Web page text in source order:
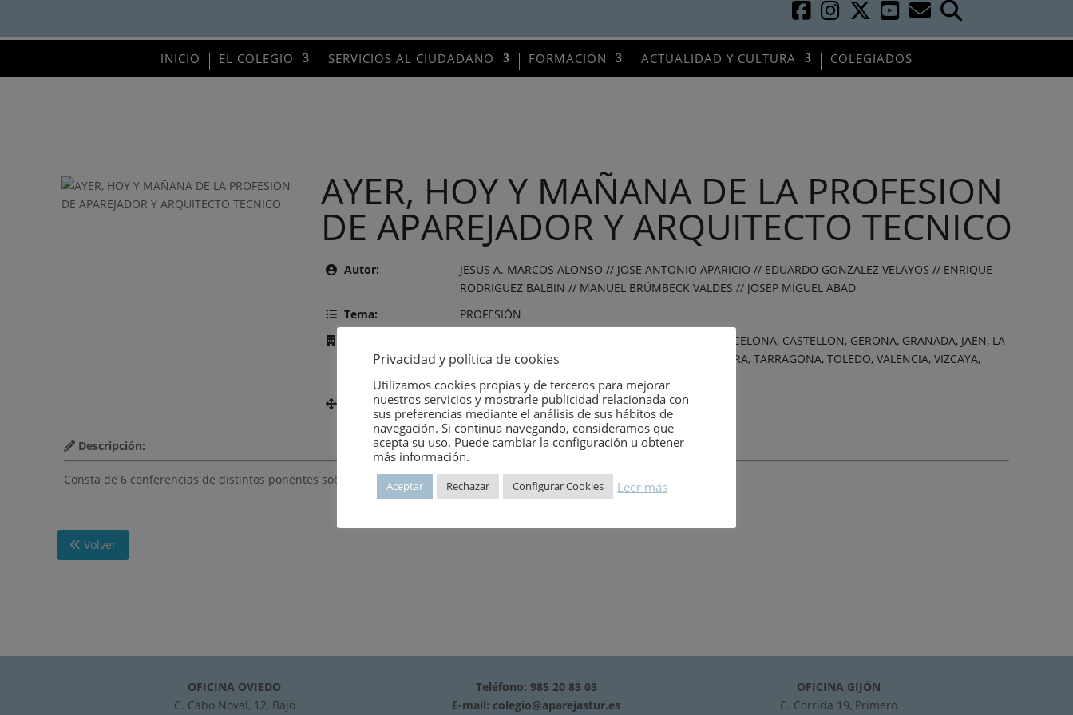
INICIO EL COLEGIO SERVICIOS AL CIUDADANO FORMACIÓN ACTUALIDAD Y CULTURA COLEGIADOS
AYER, HOY Y MAÑANA DE LA PROFESION
DE APAREJADOR Y ARQUITECTO TECNICO
Autor:
JESUS A. MARCOS ALONSO // JOSE ANTONIO APARICIO // EDUARDO GONZALEZ VELAYOS // ENRIQUE
RODRIGUEZ BALBIN // MANUEL BRÜMBECK VALDES // JOSEP MIGUEL ABAD
Tema:
PROFESIÓN
COAATS DE: ALAVA, ALMERIA, ASTURIAS, AVILA, BARCELONA, CASTELLON, GERONA, GRANADA, JAEN, LA
CORUÑA, LEON, MADRID, MALAGA, MURCIA, NAVARRA, TARRAGONA, TOLEDO, VALENCIA, VIZCAYA,
ZAMORA Y ZARAGOZA
Número:
561
Descripción:
Consta de 6 conferencias de distintos ponentes sobre el tema en cuestión.
Volver
OFICINA OVIEDO
C. Cabo Noval, 12, Bajo
Teléfono: 985 20 83 03
E-mail: colegio@aparejastur.es
OFICINA GIJÓN
C. Corrida 19, Primero
Privacidad y política de cookies
Utilizamos cookies propias y de terceros para mejorar
nuestros servicios y mostrarle publicidad relacionada con
sus preferencias mediante el análisis de sus hábitos de
navegación. Si continua navegando, consideramos que
acepta su uso. Puede cambiar la configuración u obtener
más información.
Aceptar Rechazar Configurar Cookies Leer más